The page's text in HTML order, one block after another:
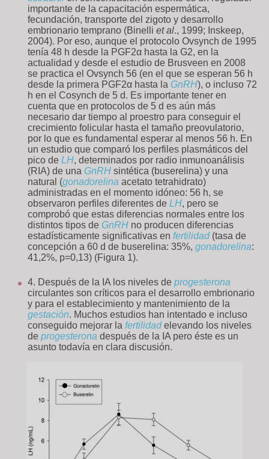
importante de la capacitación espermática,
fecundación, transporte del zigoto y desarrollo
embrionario temprano (Binelli et al., 1999; Inskeep,
2004). Por eso, aunque el protocolo Ovsynch de 1995
tenía 48 h desde la PGF2α hasta la G2, en la
actualidad y desde el estudio de Brusveen en 2008
se practica el Ovsynch 56 (en el que se esperan 56 h
desde la primera PGF2α hasta la GnRH), o incluso 72
h en el Cosynch de 5 d. Es importante tener en
cuenta que en protocolos de 5 d es aún más
necesario dar tiempo al proestro para conseguir el
crecimiento folicular hasta el tamaño preovulatorio,
por lo que es fundamental esperar al menos 56 h. En
un estudio que comparó los perfiles plasmáticos del
pico de LH, determinados por radio inmunoanálisis
(RIA) de una GnRH sintética (buserelina) y una
natural (gonadorelina acetato tetrahidrato)
administradas en el momento idóneo: 56 h, se
observaron perfiles diferentes de LH, pero se
comprobó que estas diferencias normales entre los
distintos tipos de GnRH no producen diferencias
estadísticamente significativas en fertilidad(tasa de
concepción a 60 d de buserelina: 35%, gonadorelina:
41,2%, p=0,13) (Figura 1).
Después de la IA los niveles de progesterona
circulantes son críticos para el desarrollo embrionario
y para el establecimiento y mantenimiento de la
gestación. Muchos estudios han intentado e incluso
conseguido mejorar la fertilidadelevando los niveles
de progesterona después de la IA pero éste es un
asunto todavía en clara discusión.